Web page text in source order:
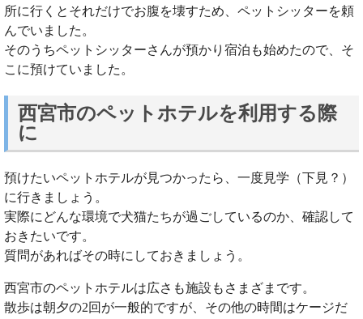
所に行くとそれだけでお腹を壊すため、ペットシッターを頼
んでいました。
そのうちペットシッターさんが預かり宿泊も始めたので、そ
こに預けていました。
西宮市のペットホテルを利用する際
に
預けたいペットホテルが見つかったら、一度見学（下見？）
に行きましょう。
実際にどんな環境で犬猫たちが過ごしているのか、確認して
おきたいです。
質問があればその時にしておきましょう。
西宮市のペットホテルは広さも施設もさまざまです。
散歩は朝夕の2回が一般的ですが、その他の時間はケージだ